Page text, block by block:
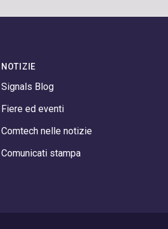
NOTIZIE
Signals Blog
Fiere ed eventi
Comtech nelle notizie
Comunicati stampa